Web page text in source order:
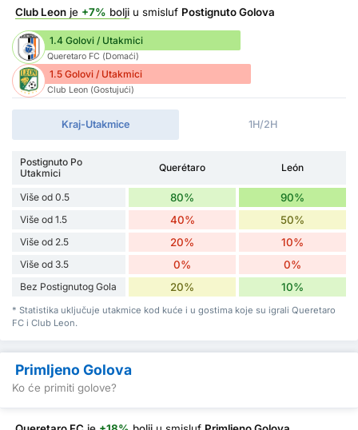
Club Leon je +7% bolji u smisluf Postignuto Golova
1.4 Golovi / Utakmici
Queretaro FC (Domaći)
1.5 Golovi / Utakmici
Club Leon (Gostujući)
Kraj-Utakmice 1H/2H
Postignuto Po
Utakmici
Querétaro León
Više od 0.5 80% 90%
Više od 1.5 40% 50%
Više od 2.5 20% 10%
Više od 3.5 0% 0%
Bez Postignutog Gola 20% 10%
* Statistika uključuje utakmice kod kuće i u gostima koje su igrali Queretaro
FC i Club Leon.
Primljeno Golova
Ko će primiti golove?